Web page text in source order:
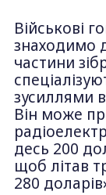
Військові
знаходимо
частини
зусиллями
Він може
десь 200
щоб літав
280